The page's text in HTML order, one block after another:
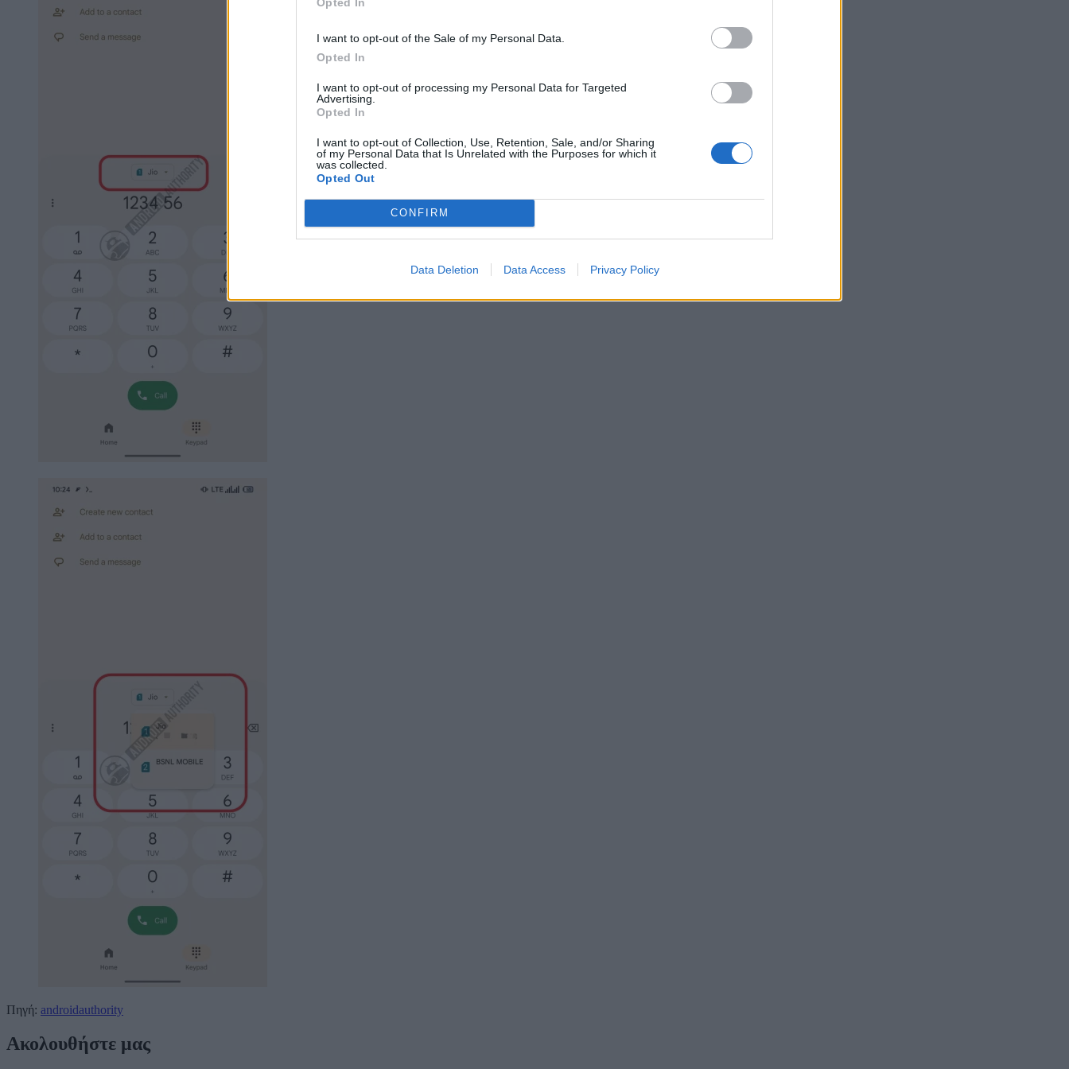
I want to opt-out of the Sale of my Personal Data.
Opted In
I want to opt-out of processing my Personal Data for Targeted
Advertising.
Opted In
I want to opt-out of Collection, Use, Retention, Sale, and/or Sharing
of my Personal Data that Is Unrelated with the Purposes for which it
was collected.
Opted Out
CONFIRM
Data Deletion Data Access Privacy Policy
Πηγή: androidauthority
Ακολουθήστε μας